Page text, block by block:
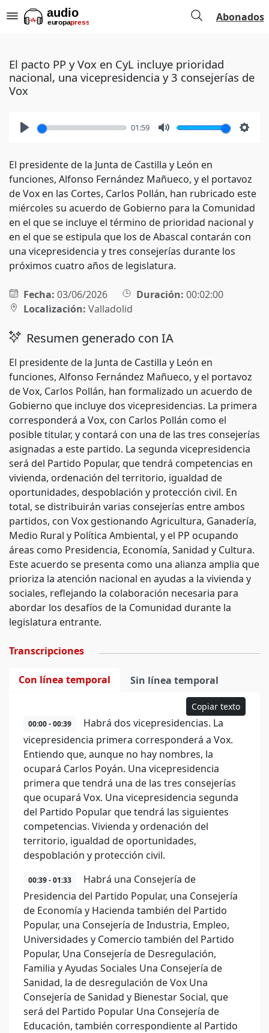
Abonados
El pacto PP y Vox en CyL incluye prioridad
nacional, una vicepresidencia y 3 consejerías de
Vox
01:59
El presidente de la Junta de Castilla y León en
funciones, Alfonso Fernández Mañueco, y el portavoz
de Vox en las Cortes, Carlos Pollán, han rubricado este
miércoles su acuerdo de Gobierno para la Comunidad
en el que se incluye el término de prioridad nacional y
en el que se estipula que los de Abascal contarán con
una vicepresidencia y tres consejerías durante los
próximos cuatro años de legislatura.
Fecha: 03/06/2026 Duración: 00:02:00
Localización: Valladolid
Resumen generado con IA
El presidente de la Junta de Castilla y León en
funciones, Alfonso Fernández Mañueco, y el portavoz
de Vox, Carlos Pollán, han formalizado un acuerdo de
Gobierno que incluye dos vicepresidencias. La primera
corresponderá a Vox, con Carlos Pollán como el
posible titular, y contará con una de las tres consejerías
asignadas a este partido. La segunda vicepresidencia
será del Partido Popular, que tendrá competencias en
vivienda, ordenación del territorio, igualdad de
oportunidades, despoblación y protección civil. En
total, se distribuirán varias consejerías entre ambos
partidos, con Vox gestionando Agricultura, Ganadería,
Medio Rural y Política Ambiental, y el PP ocupando
áreas como Presidencia, Economía, Sanidad y Cultura.
Este acuerdo se presenta como una alianza amplia que
prioriza la atención nacional en ayudas a la vivienda y
sociales, reflejando la colaboración necesaria para
abordar los desafíos de la Comunidad durante la
legislatura entrante.
Transcripciones
Con línea temporal Sin línea temporal
Copiar texto
00:00 - 00:39
Habrá dos vicepresidencias. La
vicepresidencia primera corresponderá a Vox.
Entiendo que, aunque no hay nombres, la
ocupará Carlos Poyán. Una vicepresidencia
primera que tendrá una de las tres consejerías
que ocupará Vox. Una vicepresidencia segunda
del Partido Popular que tendrá las siguientes
competencias. Vivienda y ordenación del
territorio, igualdad de oportunidades,
despoblación y protección civil.
00:39 - 01:33
Habrá una Consejería de
Presidencia del Partido Popular, una Consejería
de Economía y Hacienda también del Partido
Popular, una Consejería de Industria, Empleo,
Universidades y Comercio también del Partido
Popular, Una Consejería de Desregulación,
Familia y Ayudas Sociales Una Consejería de
Sanidad, la de desregulación de Vox Una
Consejería de Sanidad y Bienestar Social, que
será del Partido Popular Una Consejería de
Educación, también correspondiente al Partido